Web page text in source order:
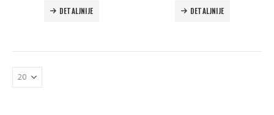
DETALJNIJE DETALJNIJE